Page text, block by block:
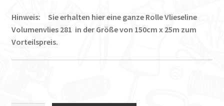
Hinweis: Sie erhalten hier eine ganze Rolle Vlieseline
Volumenvlies 281 in der Größe von 150cm x 25m zum
Vorteilspreis.